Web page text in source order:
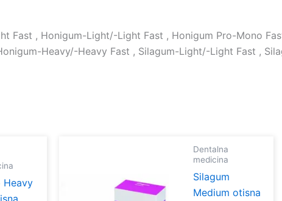
Fast , Honigum-Light/-Light Fast , Honigum Pro-Mono
Heavy/-Heavy Fast , Silagum-Light/-Light Fast ,
Heavy
Dentalna
medicina
Silagum
Medium otisna